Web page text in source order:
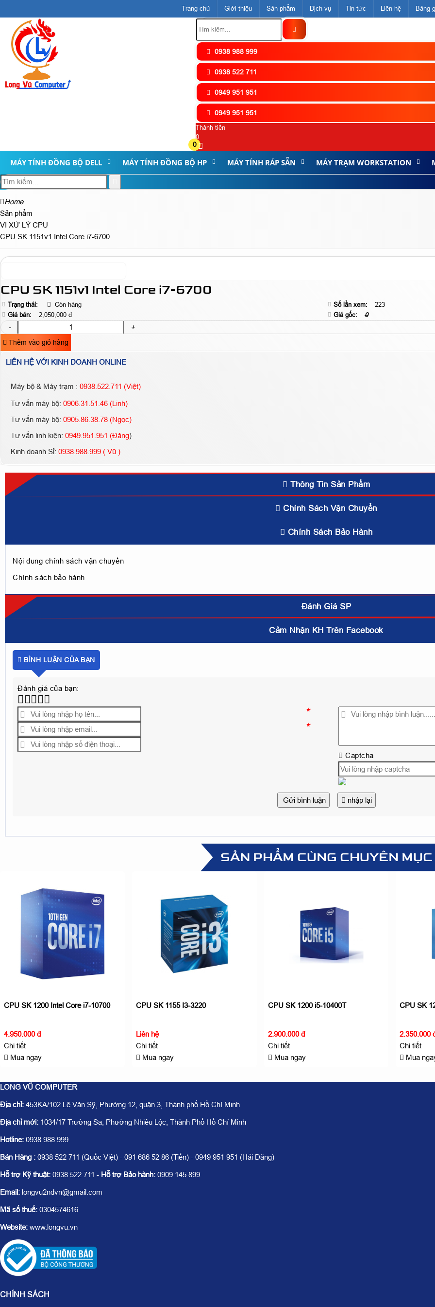
Trang chủ Giới thiệu Sản phẩm Dịch vụ Tin tức Liên hệ Bảng
0938 988 999
0938 522 711
0949 951 951
0949 951 951
Thành tiền
0
0
MÁY TÍNH ĐỒNG BỘ DELL MÁY TÍNH ĐỒNG BỘ HP MÁY TÍNH RÁP SẴN MÁY TRẠM WORKSTATION
Home
Sản phẩm
VI XỬ LÝ CPU
CPU SK 1151v1 Intel Core i7-6700
CPU SK 1151v1 Intel Core i7-6700
Trạng thái: Còn hàng Số lần xem:
223
Giá bán:
2,050,000 đ Giá gốc: 0
- +
Thêm vào giỏ hàng
LIÊN HỆ VỚI KINH DOANH ONLINE
Máy bộ & Máy trạm : 0938.522.711 (Việt)
Tư vấn máy bộ: 0906.31.51.46 (Linh)
Tư vấn máy bộ: 0905.86.38.78 (Ngọc)
Tư vấn linh kiện: 0949.951.951 (Đăng)
Kinh doanh Sỉ: 0938.988.999 ( Vũ )
Thông Tin Sản Phẩm
Chính Sách Vận Chuyển
Chính Sách Bảo Hành
Nội dung chính sách vận chuyển
Chính sách bảo hành
Đánh Giá SP
Cảm Nhận KH Trên Facebook
BÌNH LUẬN CỦA BẠN
Đánh giá của bạn:
*
*
Captcha
Gửi bình luận nhập lại
SẢN PHẨM CÙNG CHUYÊN MỤC
CPU SK 1200 Intel Core i7-10700
4.950.000 đ
Chi tiết
Mua ngay
CPU SK 1155 I3-3220
Liên hệ
Chi tiết
Mua ngay
CPU SK 1200 i5-10400T
2.900.000 đ
Chi tiết
Mua ngay
CPU SK
2.350.000
Chi tiết
Mua
LONG VŨ COMPUTER
Địa chỉ: 453KA/102 Lê Văn Sỹ, Phường 12, quận 3, Thành phố Hồ Chí Minh
Địa chỉ mới: 1034/17 Trường Sa, Phường Nhiêu Lộc, Thành Phố Hồ Chí Minh
Hotline: 0938 988 999
Bán Hàng : 0938 522 711 (Quốc Việt) - 091 686 52 86 (Tiến) - 0949 951 951 (Hải Đăng)
Hỗ trợ Kỹ thuật: 0938 522 711 - Hỗ trợ Bảo hành: 0909 145 899
Email: longvu2ndvn@gmail.com
Mã số thuế: 0304574616
Website: www.longvu.vn
CHÍNH SÁCH